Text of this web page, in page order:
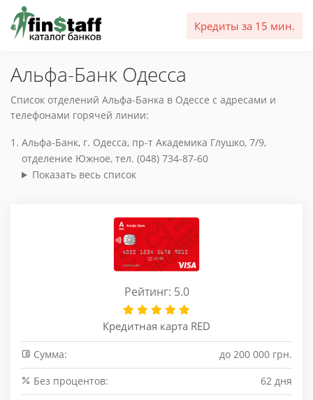
Кредиты за 15 мин.
Альфа-Банк Одесса
Список отделений Альфа-Банка в Одессе с адресами и
телефонами горячей линии:
Альфа-Банк, г. Одесса, пр-т Академика Глушко, 7/9,
отделение Южное, тел. (048) 734-87-60
Показать весь список
Рейтинг: 5.0
Кредитная карта RED
Сумма:
до 200 000 грн.
Без процентов:
62 дня